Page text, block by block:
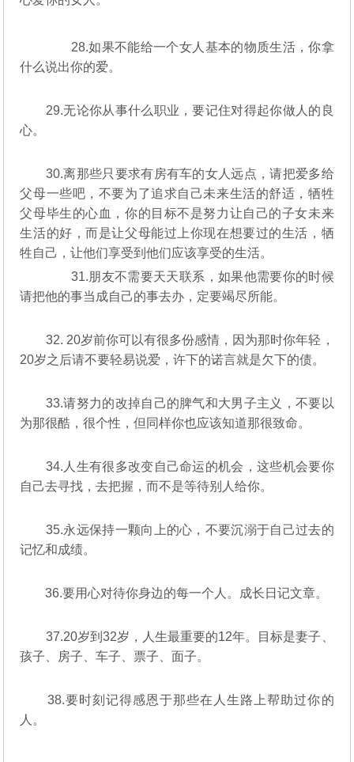
28.如果不能给一个女人基本的物质生活，你拿
什么说出你的爱。
29.无论你从事什么职业，要记住对得起你做人的良
心。
30.离那些只要求有房有车的女人远点，请把爱多给
父母一些吧，不要为了追求自己未来生活的舒适，牺牲
父母毕生的心血，你的目标不是努力让自己的子女未来
生活的好，而是让父母能过上你现在想要过的生活，牺
牲自己，让他们享受到他们应该享受的生活。
31.朋友不需要天天联系，如果他需要你的时候
请把他的事当成自己的事去办，定要竭尽所能。
32. 20岁前你可以有很多份感情，因为那时你年轻，
20岁之后请不要轻易说爱，许下的诺言就是欠下的债。
33.请努力的改掉自己的脾气和大男子主义，不要以
为那很酷，很个性，但同样你也应该知道那很致命。
34.人生有很多改变自己命运的机会，这些机会要你
自己去寻找，去把握，而不是等待别人给你。
35.永远保持一颗向上的心，不要沉溺于自己过去的
记忆和成绩。
36.要用心对待你身边的每一个人。成长日记文章。
37.20岁到32岁，人生最重要的12年。目标是妻子、
孩子、房子、车子、票子、面子。
38.要时刻记得感恩于那些在人生路上帮助过你的
人。